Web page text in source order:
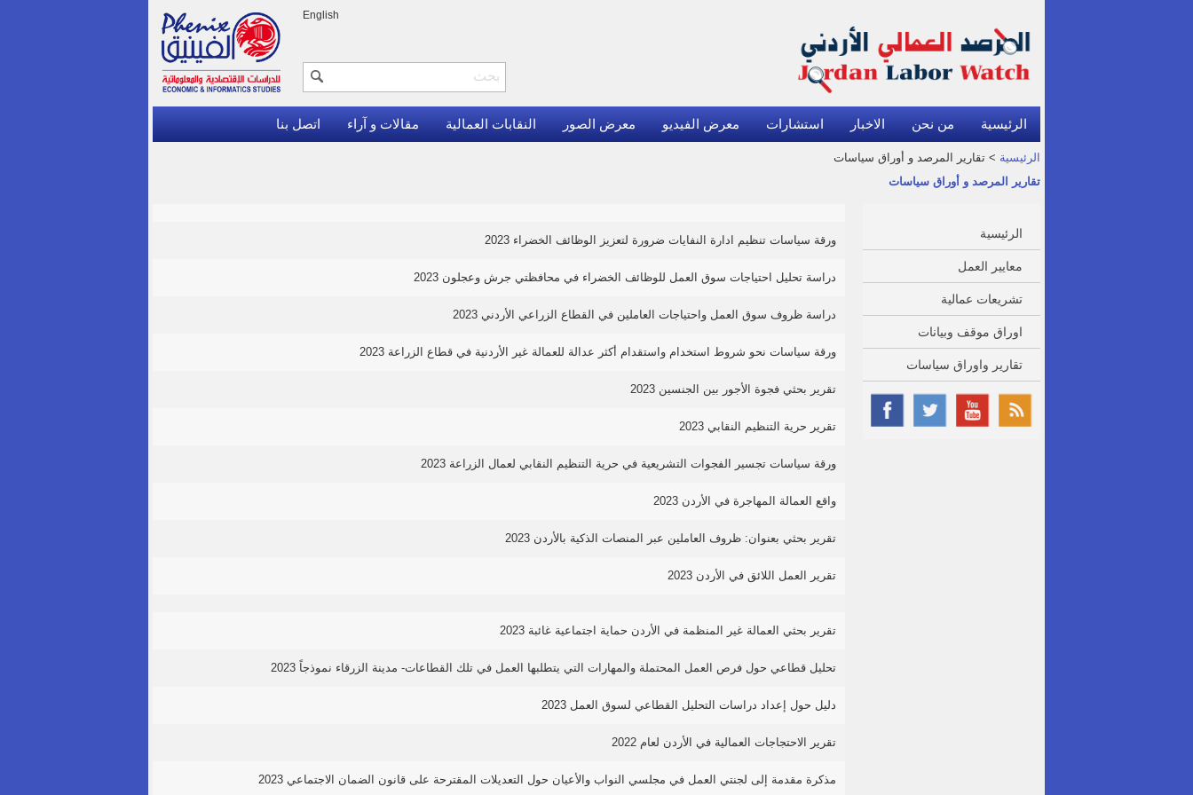
English
الرئيسية من نحن الاخبار استشارات معرض الفيديو معرض الصور النقابات العمالية مقالات و آراء اتصل بنا
الرئيسية > تقارير المرصد و أوراق سياسات
تقارير المرصد و أوراق سياسات
الرئيسية
معايير العمل
تشريعات عمالية
اوراق موقف وبيانات
تقارير واوراق سياسات
ورقة سياسات تنظيم ادارة النفايات ضرورة لتعزيز الوظائف الخضراء 2023
دراسة تحليل احتياجات سوق العمل للوظائف الخضراء في محافظتي جرش وعجلون 2023
دراسة ظروف سوق العمل واحتياجات العاملين في القطاع الزراعي الأردني 2023
ورقة سياسات نحو شروط استخدام واستقدام أكثر عدالة للعمالة غير الأردنية في قطاع الزراعة 2023
تقرير بحثي فجوة الأجور بين الجنسين 2023
تقرير حرية التنظيم النقابي 2023
ورقة سياسات تجسير الفجوات التشريعية في حرية التنظيم النقابي لعمال الزراعة 2023
واقع العمالة المهاجرة في الأردن 2023
تقرير بحثي بعنوان: ظروف العاملين عبر المنصات الذكية بالأردن 2023
تقرير العمل اللائق في الأردن 2023
تقرير بحثي العمالة غير المنظمة في الأردن حماية اجتماعية غائبة 2023
تحليل قطاعي حول فرص العمل المحتملة والمهارات التي يتطلبها العمل في تلك القطاعات- مدينة الزرقاء نموذجاً 2023
دليل حول إعداد دراسات التحليل القطاعي لسوق العمل 2023
تقرير الاحتجاجات العمالية في الأردن لعام 2022
مذكرة مقدمة إلى لجنتي العمل في مجلسي النواب والأعيان حول التعديلات المقترحة على قانون الضمان الاجتماعي 2023